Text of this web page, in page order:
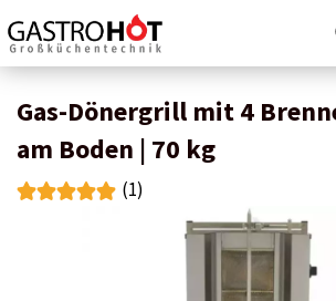
Gas-Dönergrill mit 4
am Boden | 70 kg
(1)